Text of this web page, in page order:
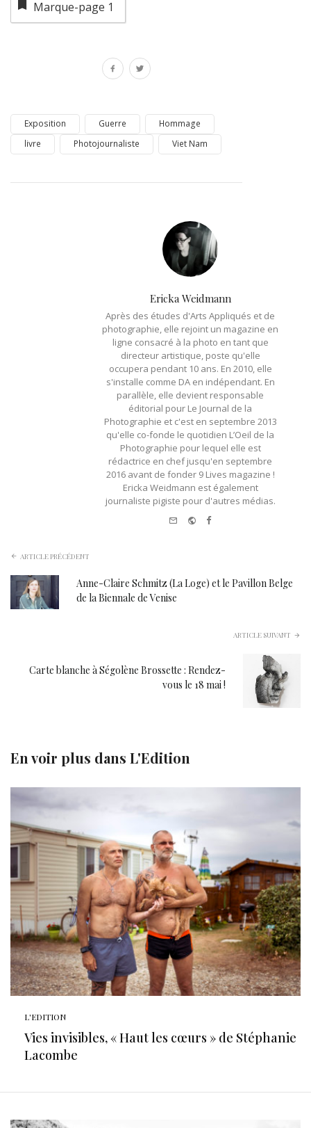
Marque-page 1
Exposition Guerre
Hommage
livre
Photojournaliste Viet Nam
Ericka Weidmann
Après des études d'Arts Appliqués et de
photographie, elle rejoint un magazine en
ligne consacré à la photo en tant que
directeur artistique, poste qu'elle
occupera pendant 10 ans. En 2010, elle
s'installe comme DA en indépendant. En
parallèle, elle devient responsable
éditorial pour Le Journal de la
Photographie et c'est en septembre 2013
qu'elle co-fonde le quotidien L’Oeil de la
Photographie pour lequel elle est
rédactrice en chef jusqu'en septembre
2016 avant de fonder 9 Lives magazine !
Ericka Weidmann est également
journaliste pigiste pour d'autres médias.
e-mail Website
Facebook
ARTICLE PRÉCÉDENT
Anne-Claire Schmitz (La Loge) et le Pavillon Belge
de la Biennale de Venise
ARTICLE SUIVANT
Carte blanche à Ségolène Brossette : Rendez-
vous le 18 mai !
En voir plus dans L'Edition
L'EDITION
Vies invisibles, « Haut les cœurs » de Stéphanie
Lacombe